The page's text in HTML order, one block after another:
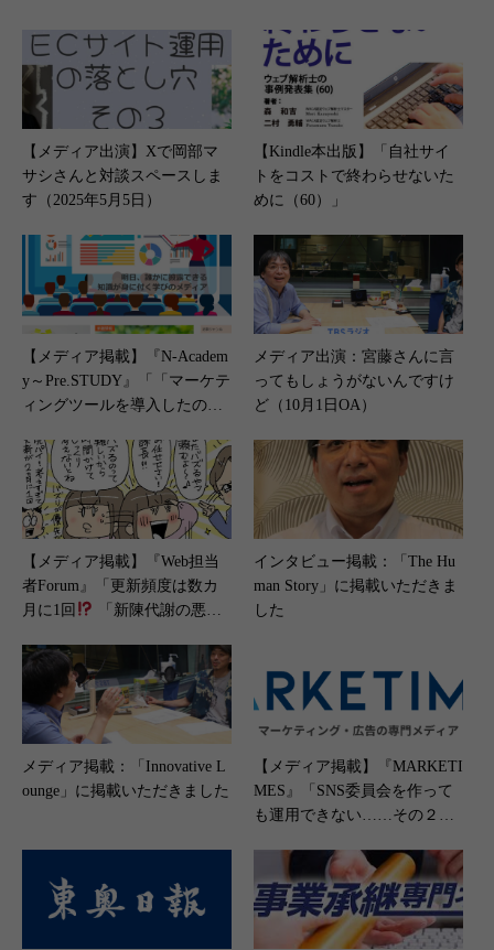
【メディア出演】Xで岡部マ
サシさんと対談スペースしま
す（2025年5月5日）
【Kindle本出版】「自社サイ
トをコストで終わらせないた
めに（60）」
【メディア掲載】『N-Academ
y～Pre.STUDY』「「マーケテ
ィングツールを導入したのに
徹底解説」（2025年6月26日）
メディア出演：宮藤さんに言
ってもしょうがないんですけ
ど（10月1日OA）
【メディア掲載】『Web担当
者Forum』「更新頻度は数カ
月に1回
「新陳代謝の悪い
3年11月24日）
インタビュー掲載：「The Hu
man Story」に掲載いただきま
した
メディア掲載：「Innovative L
ounge」に掲載いただきました
【メディア掲載】『MARKETI
MES』「SNS委員会を作って
も運用できない……その２つ